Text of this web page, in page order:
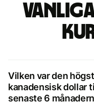
Vilken var den
kanadensisk dollar
senaste 6